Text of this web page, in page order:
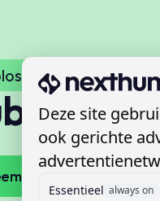
contact op
Deze site
ook gerichte
Essentieel always on